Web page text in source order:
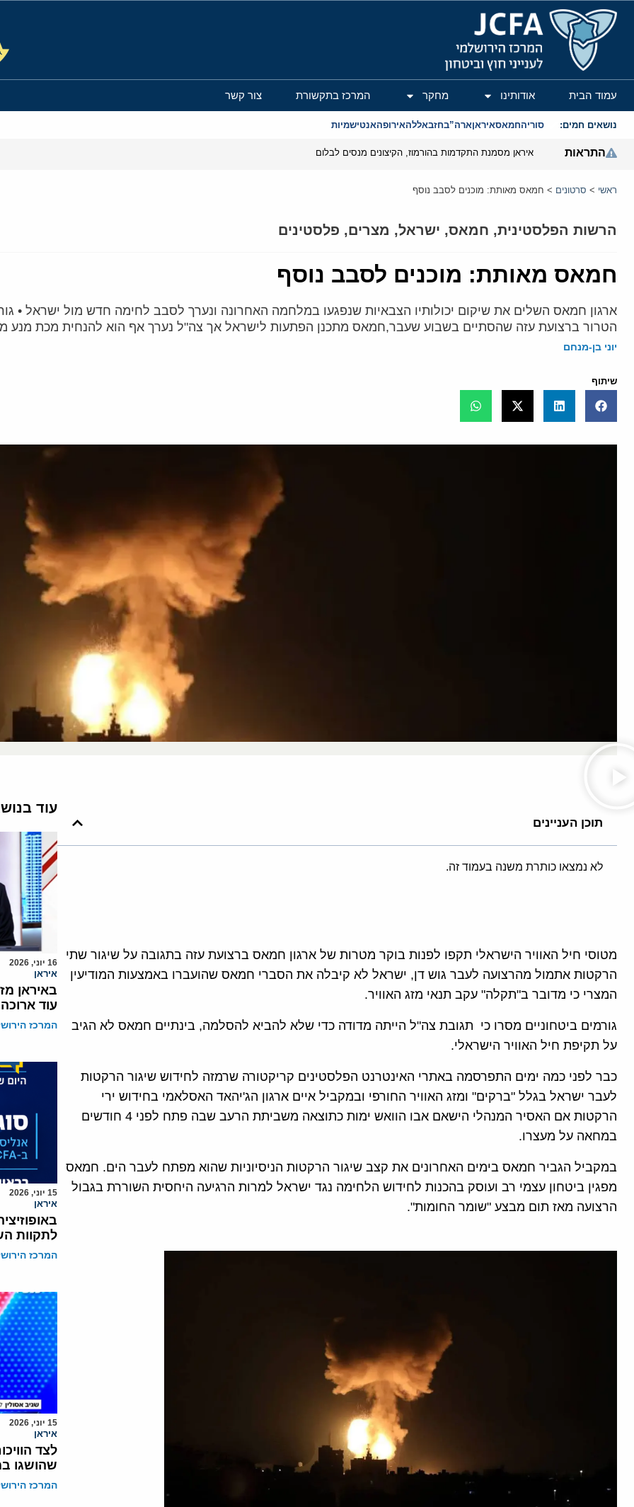
המרכז הירושלמי לענייני חוץ וביטחון
עמוד הבית אודותינו מחקר המרכז בתקשורת צור קשר
נושאים חמים: סוריהחמאסאיראןארה”בחזבאללהאירופהאנטישמיות
התראות איראן מסמנת התקדמות בהורמוז, הקיצונים מנסים לבלום
ראשי > סרטונים > חמאס מאותת: מוכנים לסבב נוסף
הרשות הפלסטינית, חמאס, ישראל, מצרים, פלסטינים
חמאס מאותת: מוכנים לסבב נוסף
ארגון חמאס השלים את שיקום יכולותיו הצבאיות שנפגעו במלחמה האחרונה ונערך לסבב לחימה חדש מול ישראל •
הטרור ברצועת עזה שהסתיים בשבוע שעבר,חמאס מתכנן הפתעות לישראל אך צה"ל נערך אף הוא להנחית מכת מנע
יוני בן-מנחם
שיתוף
תוכן העניינים
לא נמצאו כותרת משנה בעמוד זה.
מטוסי חיל האוויר הישראלי תקפו לפנות בוקר מטרות של ארגון חמאס ברצועת עזה בתגובה על שיגור שתי
הרקטות אתמול מהרצועה לעבר גוש דן, ישראל לא קיבלה את הסברי חמאס שהועברו באמצעות המודיעין
המצרי כי מדובר ב"תקלה" עקב תנאי מזג האוויר.
גורמים ביטחוניים מסרו כי תגובת צה"ל הייתה מדודה כדי שלא להביא להסלמה, בינתיים חמאס לא הגיב
על תקיפת חיל האוויר הישראלי.
כבר לפני כמה ימים התפרסמה באתרי האינטרנט הפלסטינים קריקטורה שרמזה לחידוש שיגור הרקטות
לעבר ישראל בגלל "ברקים" ומזג האוויר החורפי ובמקביל איים ארגון הג'יהאד האסלאמי בחידוש ירי
הרקטות אם האסיר המנהלי הישאם אבו הוואש ימות כתוצאה משביתת הרעב שבה פתח לפני 4 חודשים
במחאה על מעצרו.
במקביל הגביר חמאס בימים האחרונים את קצב שיגור הרקטות הניסיוניות שהוא מפתח לעבר הים. חמאס
מפגין ביטחון עצמי רב ועוסק בהכנות לחידוש הלחימה נגד ישראל למרות הרגיעה היחסית השוררת בגבול
הרצועה מאז תום מבצע "שומר החומות".
עוד
16 יוני, 2026
איראן
באיראן
עוד ארוכה
המרכז
15 יוני, 2026
איראן
לתקוות
המרכז
15 יוני, 2026
איראן
לצד
שהושגו
המרכז